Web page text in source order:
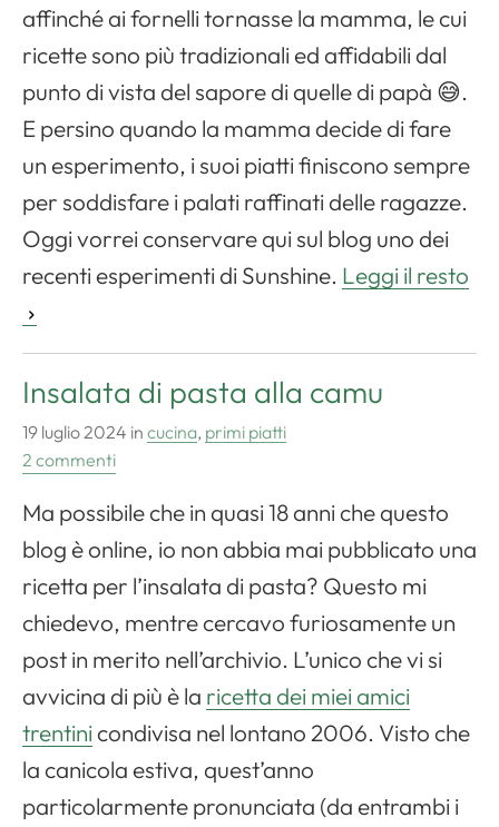
affinché ai fornelli tornasse la mamma, le cui
ricette sono più tradizionali ed affidabili dal
punto di vista del sapore di quelle di papà 😅.
E persino quando la mamma decide di fare
un esperimento, i suoi piatti finiscono sempre
per soddisfare i palati raffinati delle ragazze.
Oggi vorrei conservare qui sul blog uno dei
recenti esperimenti di Sunshine. Leggi il resto
Insalata di pasta alla camu
19 luglio 2024 in cucina, primi piatti
2 commenti
Ma possibile che in quasi 18 anni che questo
blog è online, io non abbia mai pubblicato una
ricetta per l’insalata di pasta? Questo mi
chiedevo, mentre cercavo furiosamente un
post in merito nell’archivio. L’unico che vi si
avvicina di più è la ricetta dei miei amici
trentinicondivisa nel lontano 2006. Visto che
la canicola estiva, quest’anno
particolarmente pronunciata (da entrambi i